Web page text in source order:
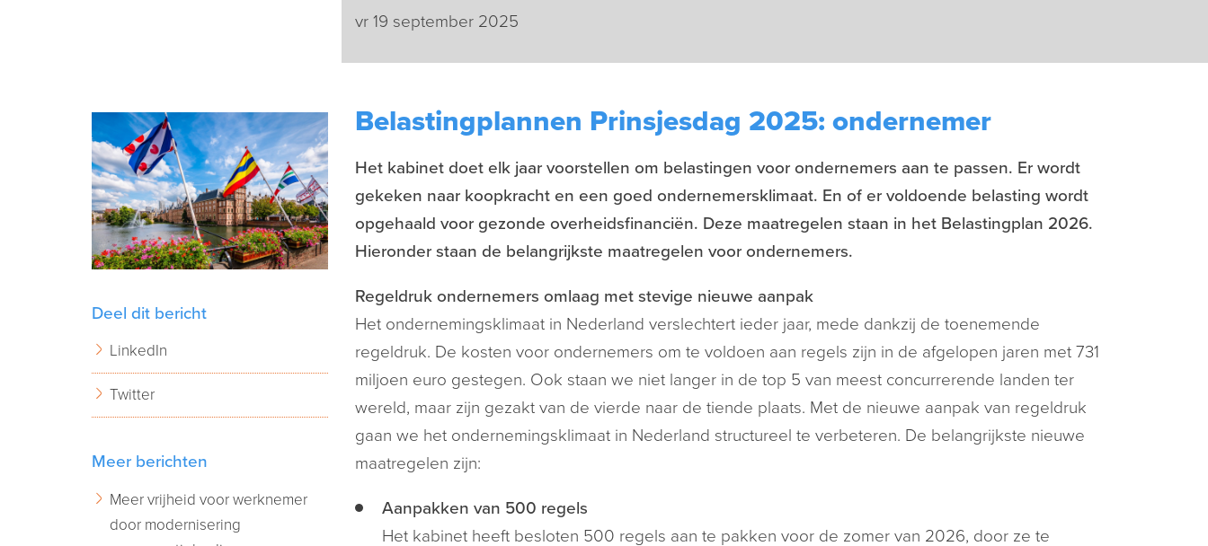
vr 19 september 2025
Belastingplannen Prinsjesdag 2025: ondernemer
Het kabinet doet elk jaar voorstellen om belastingen voor ondernemers aan te passen. Er wordt
gekeken naar koopkracht en een goed ondernemersklimaat. En of er voldoende belasting wordt
opgehaald voor gezonde overheidsfinanciën. Deze maatregelen staan in het Belastingplan 2026.
Hieronder staan de belangrijkste maatregelen voor ondernemers.
Regeldruk ondernemers omlaag met stevige nieuwe aanpak
Het ondernemingsklimaat in Nederland verslechtert ieder jaar, mede dankzij de toenemende
regeldruk. De kosten voor ondernemers om te voldoen aan regels zijn in de afgelopen jaren met 731
miljoen euro gestegen. Ook staan we niet langer in de top 5 van meest concurrerende landen ter
wereld, maar zijn gezakt van de vierde naar de tiende plaats. Met de nieuwe aanpak van regeldruk
gaan we het ondernemingsklimaat in Nederland structureel te verbeteren. De belangrijkste nieuwe
maatregelen zijn:
Aanpakken van 500 regels
Het kabinet heeft besloten 500 regels aan te pakken voor de zomer van 2026, door ze te
Deel dit bericht
LinkedIn
Twitter
Meer berichten
Meer vrijheid voor werknemer
door modernisering